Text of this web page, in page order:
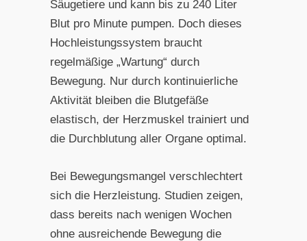
Säugetiere und kann bis zu 240 Liter
Blut pro Minute pumpen. Doch dieses
Hochleistungssystem braucht
regelmäßige „Wartung“ durch
Bewegung. Nur durch kontinuierliche
Aktivität bleiben die Blutgefäße
elastisch, der Herzmuskel trainiert und
die Durchblutung aller Organe optimal.
Bei Bewegungsmangel verschlechtert
sich die Herzleistung. Studien zeigen,
dass bereits nach wenigen Wochen
ohne ausreichende Bewegung die